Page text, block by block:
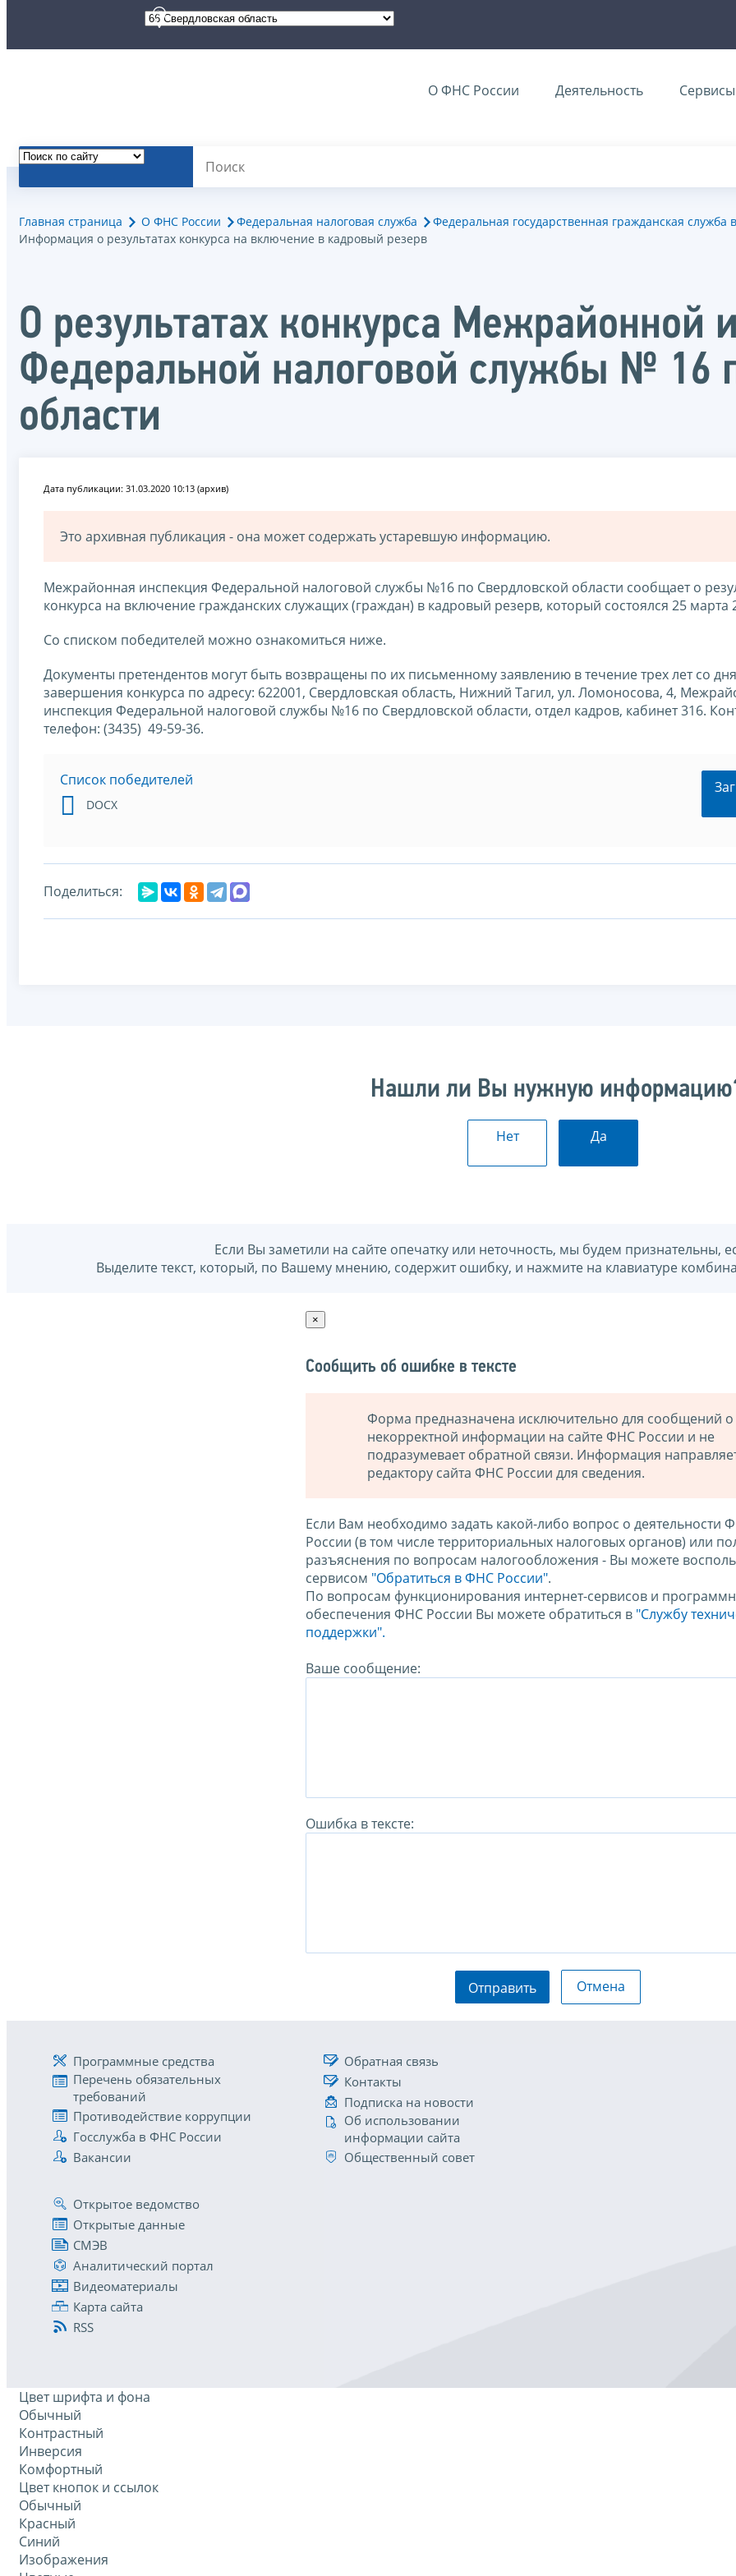
О ФНС России Деятельность Сервисы
Главная страница О ФНС России Федеральная налоговая служба
Федеральная государственная гражданская служба
Информация о результатах конкурса на включение в кадровый резерв
О результатах конкурса Межрайонной
Федеральной налоговой службы № 16
области
Дата публикации: 31.03.2020 10:13 (архив)
Это архивная публикация - она может содержать устаревшую информацию.
Межрайонная инспекция Федеральной налоговой службы №16 по Свердловской области сообщает о
конкурса на включение гражданских служащих (граждан) в кадровый резерв, который состоялся 25 марта
Со списком победителей можно ознакомиться ниже.
Документы претендентов могут быть возвращены по их письменному заявлению в течение трех лет со дня
завершения конкурса по адресу: 622001, Свердловская область, Нижний Тагил, ул. Ломоносова, 4,
инспекция Федеральной налоговой службы №16 по Свердловской области, отдел кадров, кабинет 316.
телефон: (3435) 49-59-36.
Список победителей
DOCX
Поделиться:
Нашли ли Вы нужную
Нет Да
Если Вы заметили на сайте опечатку или неточность, мы будем признательны,
Выделите текст, который, по Вашему мнению, содержит ошибку, и нажмите на клавиатуре
×
Сообщить об ошибке в тексте
Форма предназначена исключительно для сообщений о
некорректной информации на сайте ФНС России и не
подразумевает обратной связи. Информация
редактору сайта ФНС России для сведения.
Если Вам необходимо задать какой-либо вопрос о деятельности
России (в том числе территориальных налоговых органов) или
разъяснения по вопросам налогообложения - Вы можете
сервисом "Обратиться в ФНС России".
По вопросам функционирования интернет-сервисов и
обеспечения ФНС России Вы можете обратиться в "Службу
поддержки".
Ваше сообщение:
Ошибка в тексте:
Отправить Отмена
Программные средства
Перечень обязательных
требований
Противодействие коррупции
Госслужба в ФНС России
Вакансии
Обратная связь
Контакты
Подписка на новости
Об использовании
информации сайта
Общественный совет
Открытое ведомство
Открытые данные
СМЭВ
Аналитический портал
Видеоматериалы
Карта сайта
RSS
Цвет шрифта и фона
Обычный
Контрастный
Инверсия
Комфортный
Цвет кнопок и ссылок
Обычный
Красный
Синий
Изображения